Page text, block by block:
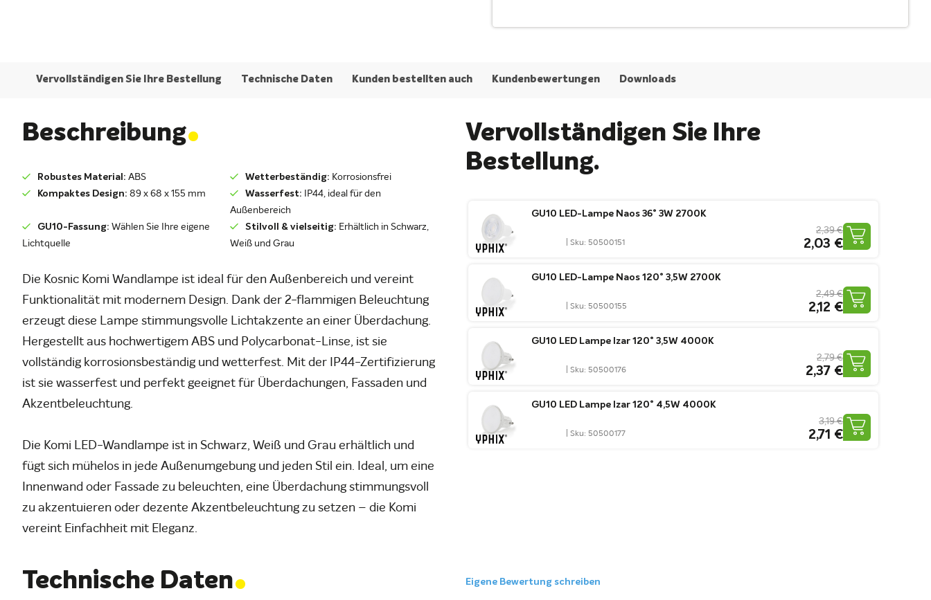
Vervollständigen Sie Ihre Bestellung Technische Daten Kunden bestellten auch Kundenbewertungen Downloads
Beschreibung.
Robustes Material: ABS Wetterbeständig: Korrosionsfrei
Kompaktes Design: 89 x 68 x 155 mm Wasserfest: IP44, ideal für den
Außenbereich
GU10-Fassung: Wählen Sie Ihre eigene
Lichtquelle
Stilvoll & vielseitig: Erhältlich in Schwarz,
Weiß und Grau
Die Kosnic Komi Wandlampe ist ideal für den Außenbereich und vereint
Funktionalität mit modernem Design. Dank der 2-flammigen Beleuchtung
erzeugt diese Lampe stimmungsvolle Lichtakzente an einer Überdachung.
Hergestellt aus hochwertigem ABS und Polycarbonat-Linse, ist sie
vollständig korrosionsbeständig und wetterfest. Mit der IP44-Zertifizierung
ist sie wasserfest und perfekt geeignet für Überdachungen, Fassaden und
Akzentbeleuchtung.
Die Komi LED-Wandlampe ist in Schwarz, Weiß und Grau erhältlich und
fügt sich mühelos in jede Außenumgebung und jeden Stil ein. Ideal, um eine
Innenwand oder Fassade zu beleuchten, eine Überdachung stimmungsvoll
zu akzentuieren oder dezente Akzentbeleuchtung zu setzen – die Komi
vereint Einfachheit mit Eleganz.
Vervollständigen Sie Ihre
Bestellung.
GU10 LED-Lampe Naos 36° 3W 2700K
| Sku: 50500151 2,03 €
2,39 €
GU10 LED-Lampe Naos 120° 3,5W 2700K
| Sku: 50500155 2,12 €
2,49 €
GU10 LED Lampe Izar 120° 3,5W 4000K
| Sku: 50500176 2,37 €
2,79 €
GU10 LED Lampe Izar 120° 4,5W 4000K
| Sku: 50500177 2,71 €
3,19 €
Technische Daten. Eigene Bewertung schreiben